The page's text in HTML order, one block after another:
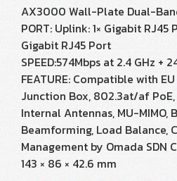
AX3000 Wall-Plate Dual-
PORT: Uplink: 1× Gigabit RJ45
Gigabit RJ45 Port
SPEED:574Mbps at 2.4 GHz +
FEATURE: Compatible with
Junction Box, 802.3at/af PoE,
Internal Antennas, MU-MIMO,
Beamforming, Load Balance,
Management by Omada SDN
143 × 86 × 42.6 mm